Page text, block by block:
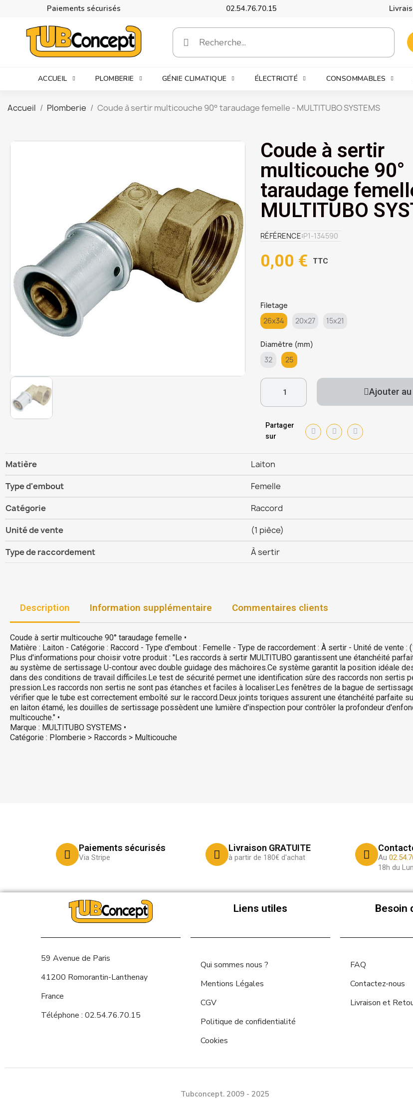
Paiements sécurisés 02.54.76.70.15
ACCUEIL PLOMBERIE GÉNIE CLIMATIQUE ÉLECTRICITÉ CONSOMMABLES
Accueil Plomberie Coude à sertir multicouche 90° taraudage femelle - MULTITUBO SYSTEMS
Coude à sertir
multicouche 90°
taraudage
MULTITUBO
RÉFÉRENCE P1-134590
0,00 € TTC
Filetage
26x34
20x27 15x21
Diamètre (mm)
32
25
Ajouter au
Partager
sur
Matière
Laiton
Type d'embout
Femelle
Catégorie
Raccord
Unité de vente
(1 pièce)
Type de raccordement
À sertir
Description Information supplémentaire Commentaires clients
Coude à sertir multicouche 90° taraudage femelle •
Matière : Laiton - Catégorie : Raccord - Type d'embout : Femelle - Type de raccordement : À sertir - Unité de vente :
Plus d'informations pour choisir votre produit : "Les raccords à sertir MULTITUBO garantissent une étanchéité
au système de sertissage U-contour avec double guidage des mâchoires.Ce système garantit la position idéale
dans des conditions de travail difficiles.Le test de sécurité permet une identification sûre des raccords non sertis
pression.Les raccords non sertis ne sont pas étanches et faciles à localiser.Les fenêtres de la bague de
vérifier que le tube est correctement emboîté sur le raccord.Deux joints toriques assurent une étanchéité parfaite
en laiton étamé, les douilles de sertissage possèdent une lumière d'inspection pour contrôler la profondeur
multicouche." •
Marque : MULTITUBO SYSTEMS •
Catégorie : Plomberie > Raccords > Multicouche
Paiements sécurisés
Via Stripe
Livraison GRATUITE
à partir de 180€ d'achat Au
18h du
59 Avenue de Paris
41200 Romorantin-Lanthenay
France
Téléphone : 02.54.76.70.15
Liens utiles
Qui sommes nous ?
Mentions Légales
CGV
Politique de confidentialité
Cookies
Besoin
FAQ
Contactez-nous
Livraison et
Tubconcept. 2009 - 2025